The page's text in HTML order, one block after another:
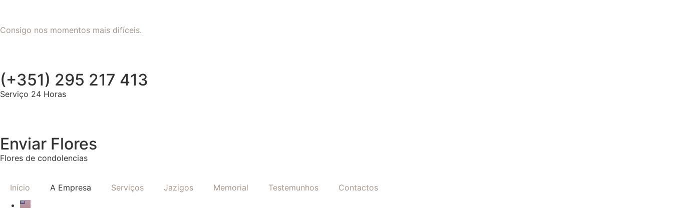
Consigo nos momentos mais difíceis.
(+351) 295 217 413
Serviço 24 Horas
Enviar Flores
Flores de condolencias
Início A Empresa Serviços Jazigos Memorial Testemunhos Contactos